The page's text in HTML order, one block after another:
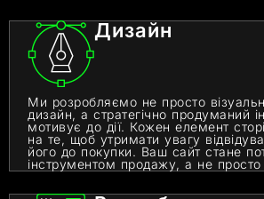
Дизайн
Ми розробляємо не просто
дизайн, а стратегічно продуманий
мотивує до дії. Кожен елемент
на те, щоб утримати увагу
його до покупки. Ваш сайт стане
інструментом продажу, а не просто